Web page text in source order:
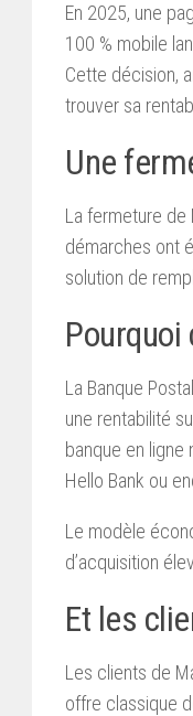
En 2025, une
100 % mobile
Cette décision,
trouver sa
Une
La fermeture de
démarches ont
solution de
La Banque
une rentabilité
banque en ligne
Hello Bank ou
Le modèle
d’acquisition
Et les
Les clients de
offre classique